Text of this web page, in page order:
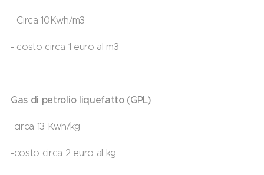
- Circa 10Kwh/m3
- costo circa 1 euro al m3
Gas di petrolio liquefatto (GPL)
-circa 13 Kwh/kg
-costo circa 2 euro al kg